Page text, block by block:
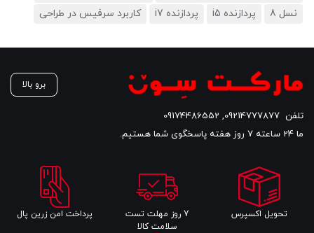
نسل 8
پردازنده i5 پردازنده i7 کاربرد سرفیس در طراحی
برو بالا
تلفن 09214777877
,
09174486552
ما 24 ساعته 7 روز هفته پاسخگوی شما هستیم.
تحویل اکسپرس
7 روز مهلت تست
سلامت کالا
پرداخت امن زرین پال